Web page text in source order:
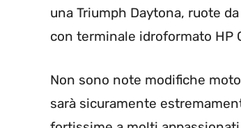
una Triumph Daytona, ruote
con terminale idroformato HP
Non sono note modifiche
sarà sicuramente